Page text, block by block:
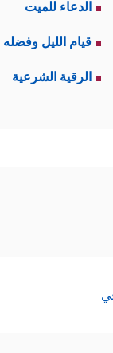
الدعاء للميت
قيام الليل وفضله
الرقية الشرعية